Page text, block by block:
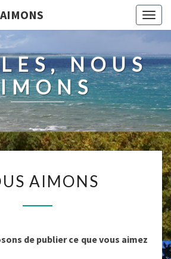
NOUS
AIMONS
AIMONS
de publier ce que vous aimez